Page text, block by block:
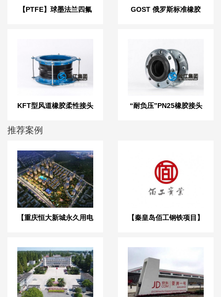
【PTFE】球墨法兰四氟
GOST 俄罗斯标准橡胶
KFT型风道橡胶柔性接头 “耐负压”PN25橡胶接头
推荐案例
【重庆恒大新城永久用电
【秦皇岛佰工钢铁项目】